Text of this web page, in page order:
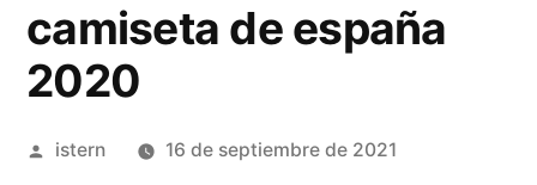
camiseta de españa
2020
Publicado
istern 16 de septiembre de 2021